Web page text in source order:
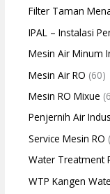
Filter Taman
IPAL – Instalasi
Mesin Air Minum
Mesin Air RO (60)
Mesin RO Mixue
Penjernih Air
Service Mesin RO
Water Treatment
WTP Kangen